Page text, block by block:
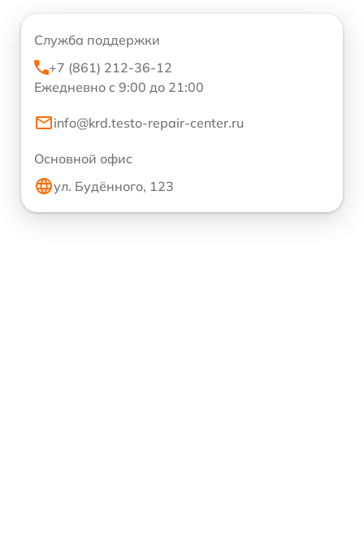
Служба поддержки
+7 (861) 212-36-12
Ежедневно с 9:00 до 21:00
info@krd.testo-repair-center.ru
Основной офис
ул. Будённого, 123